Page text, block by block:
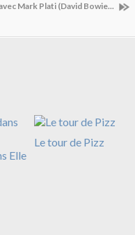
Mark Plati (David Bowie...
Elle
Le tour de Pizz